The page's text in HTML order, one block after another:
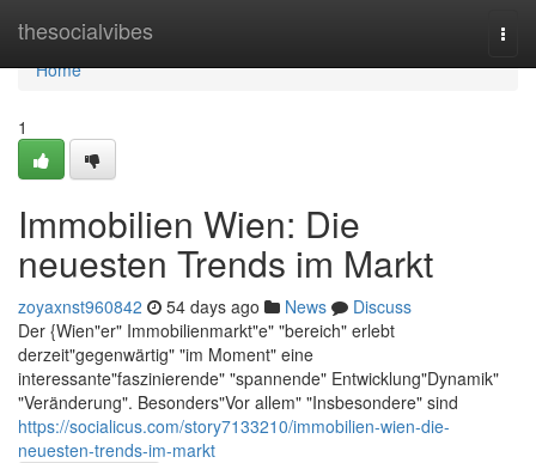
thesocialvibes
Home
Home
1
Immobilien Wien: Die
neuesten Trends im Markt
zoyaxnst960842 54 days ago News
Discuss
Der {Wien"er" Immobilienmarkt"e" "bereich" erlebt
derzeit"gegenwärtig" "im Moment" eine
interessante"faszinierende" "spannende" Entwicklung"Dynamik"
"Veränderung". Besonders"Vor allem" "Insbesondere" sind
https://socialicus.com/story7133210/immobilien-wien-die-
neuesten-trends-im-markt